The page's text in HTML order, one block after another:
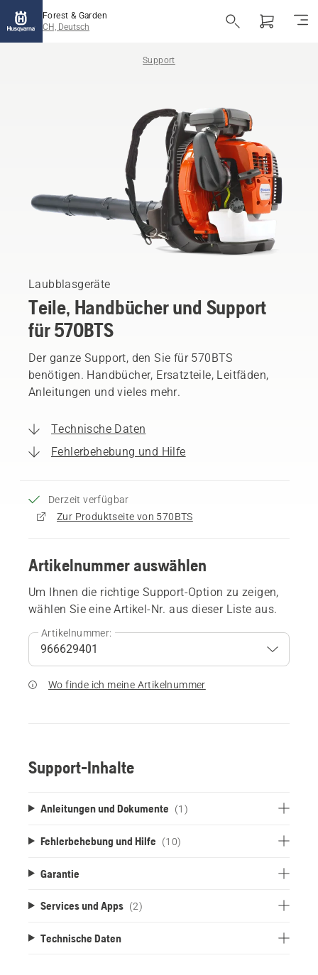
Forest & Garden
CH, Deutsch
Support
Laubblasgeräte
Teile, Handbücher und Support
für 570BTS
Der ganze Support, den Sie für 570BTS
benötigen. Handbücher, Ersatzteile, Leitfäden,
Anleitungen und vieles mehr.
Technische Daten
Fehlerbehebung und Hilfe
Derzeit verfügbar
Zur Produktseite von 570BTS
Artikelnummer auswählen
Um Ihnen die richtige Support-Option zu zeigen,
wählen Sie eine Artikel-Nr. aus dieser Liste aus.
Artikelnummer:
Wo finde ich meine Artikelnummer
Support-Inhalte
Anleitungen und Dokumente (1)
Fehlerbehebung und Hilfe (10)
Garantie
Services und Apps (2)
Technische Daten